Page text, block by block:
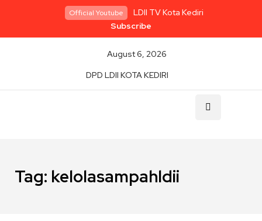
Official Youtube
LDII TV Kota Kediri
Subscribe
August 6, 2026
DPD LDII KOTA KEDIRI
Tag: kelolasampahldii